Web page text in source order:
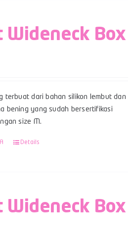
Wideneck Box
terbuat dari bahan silikon lembut dan
bening yang sudah bersertifikasi
size M.
Details
Wideneck Box